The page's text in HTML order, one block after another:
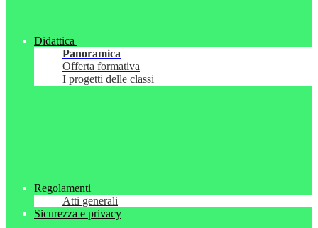
Didattica
Panoramica
Offerta formativa
I progetti delle classi
Regolamenti
Atti generali
Sicurezza e privacy